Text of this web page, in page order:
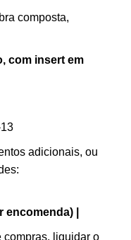
composta,
com insert em
adicionais, ou
|
compras, liquidar o